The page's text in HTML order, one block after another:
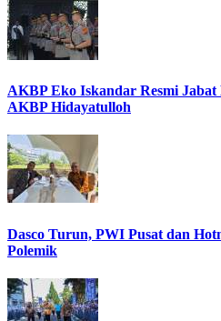
AKBP Eko Iskandar Resmi
AKBP Hidayatulloh
Dasco Turun, PWI Pusat dan
Polemik